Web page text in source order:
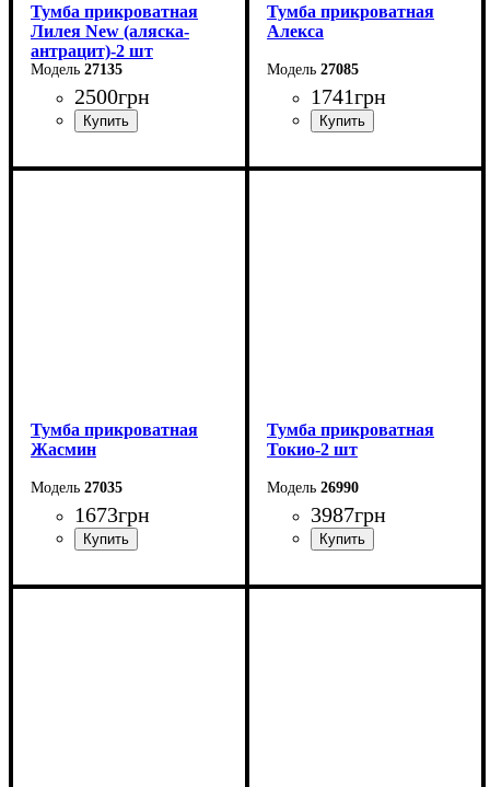
Тумба прикроватная
Лилея New (аляска-
антрацит)-2 шт
27135
2500грн
Ширина: 45,4 см
Тумба прикроватная
Алекса
27085
1741грн
Ширина: 55 см
Тумба прикроватная
Жасмин
27035
1673грн
Ширина: 50 см
Тумба прикроватная
Токио-2 шт
26990
3987грн
Ширина: 55,2 см